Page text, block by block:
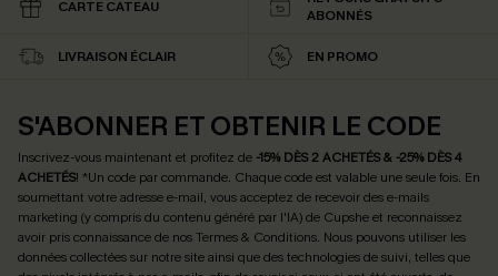
CARTE CATEAU
ABONNÉS
LIVRAISON ÉCLAIR EN PROMO
S'ABONNER ET OBTENIR LE CODE
Inscrivez-vous maintenant et profitez de -15% DÈS 2 ACHETÉS & -25% DÈS 4
ACHETÉS! *Un code par commande. Chaque code est valable une seule fois. En
soumettant votre adresse e-mail, vous acceptez de recevoir des e-mails
marketing (y compris du contenu généré par l'IA) de Cupshe et reconnaissez
avoir pris connaissance de nosTermes & Conditions. Nous pouvons utiliser les
données collectées sur notre site ainsi que des technologies de suivi, telles que